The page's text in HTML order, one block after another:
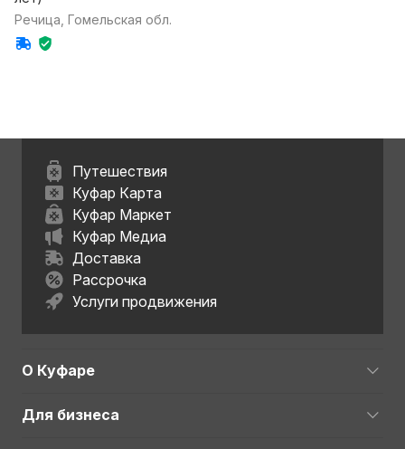
Речица, Гомельская обл.
Путешествия
Куфар Карта
Куфар Маркет
Куфар Медиа
Доставка
Рассрочка
Услуги продвижения
О Куфаре
Для бизнеса